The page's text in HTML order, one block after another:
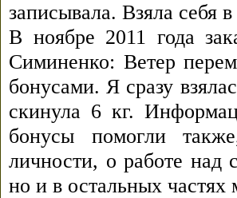
записывала. Взяла себя
В ноябре 2011 года
Симиненко: Ветер
бонусами. Я сразу
скинула 6 кг.
бонусы помогли
личности, о работе над
но и в остальных частях